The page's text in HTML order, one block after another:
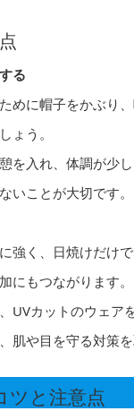
る
めに帽子をかぶり
ょう。
を入れ、体調が少
いことが大切です。
強く、日焼けだけ
にもつながります。
UVカットのウェア
肌や目を守る対策を
ツと注意点